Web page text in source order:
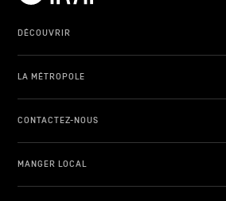
DÉCOUVRIR
LA MÉTROPOLE
CONTACTEZ-NOUS
MANGER LOCAL